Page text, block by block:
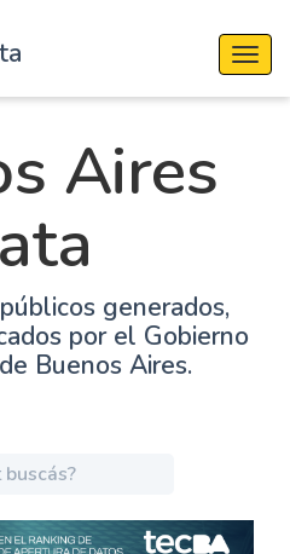
Aires
generados,
por el Gobierno
Buenos Aires.